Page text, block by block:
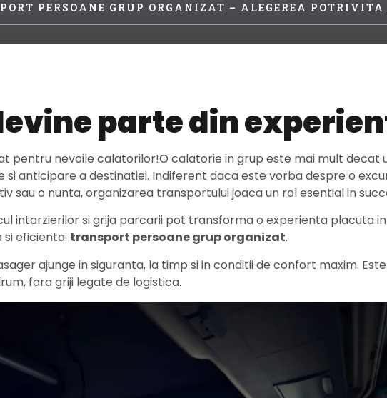
PERSOANE GRUP ORGANIZAT – ALEGEREA
parte din
pentru nevoile calatorilor!O calatorie in grup este mai mult decat
si anticipare a destinatiei. Indiferent daca este vorba despre o
sau o nunta, organizarea transportului joaca un rol esential in
intarzierilor si grija parcarii pot transforma o experienta placuta
si eficienta: transport persoane grup organizat.
ajunge in siguranta, la timp si in conditii de confort maxim.
fara griji legate de logistica.